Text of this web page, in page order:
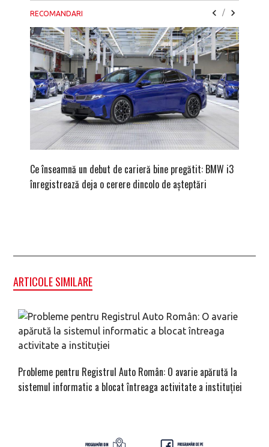
RECOMANDARI /
Ce înseamnă un debut de carieră bine pregătit: BMW i3
înregistrează deja o cerere dincolo de așteptări
ARTICOLE SIMILARE
Probleme pentru Registrul Auto Român: O avarie apărută la
sistemul informatic a blocat întreaga activitate a instituției